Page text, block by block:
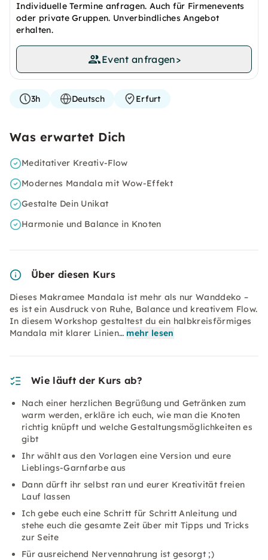
Individuelle Termine anfragen. Auch für Firmenevents
oder private Gruppen. Unverbindliches Angebot
erhalten.
Event anfragen>
3h Deutsch Erfurt
Was erwartet Dich
Meditativer Kreativ-Flow
Modernes Mandala mit Wow-Effekt
Gestalte Dein Unikat
Harmonie und Balance in Knoten
Über diesen Kurs
Dieses Makramee Mandala ist mehr als nur Wanddeko –
es ist ein Ausdruck von Ruhe, Balance und kreativem Flow.
In diesem Workshop gestaltest du ein halbkreisförmiges
Mandala mit klarer Linien… mehr lesen
Wie läuft der Kurs ab?
Nach einer herzlichen Begrüßung und Getränken zum
warm werden, erkläre ich euch, wie man die Knoten
richtig knüpft und welche Gestaltungsmöglichkeiten es
gibt
Ihr wählt aus den Vorlagen eine Version und eure
Lieblings-Garnfarbe aus
Dann dürft ihr selbst ran und eurer Kreativität freien
Lauf lassen
Ich gebe euch eine Schritt für Schritt Anleitung und
stehe euch die gesamte Zeit über mit Tipps und Tricks
zur Seite
Für ausreichend Nervennahrung ist gesorgt ;)